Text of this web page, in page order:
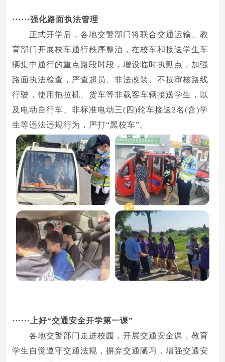
······强化路面执法管理
正式开学后，各地交警部门将联合交通运输、教
育部门开展校车通行秩序整治，在校车和接送学生车
辆集中通行的重点路段时段，增设临时执勤点，加强
路面执法检查，严查超员、非法改装、不按审核路线
行驶，使用拖拉机、货车等非载客车辆接送学生，以
及电动自行车、非标准电动三(四)轮车接送2名(含)学
生等违法违规行为，严打“黑校车”。
······
上好“交通安全开学第一课”
各地交警部门走进校园，开展交通安全课，教育
学生自觉遵守交通法规，摒弃交通陋习，增强交通安